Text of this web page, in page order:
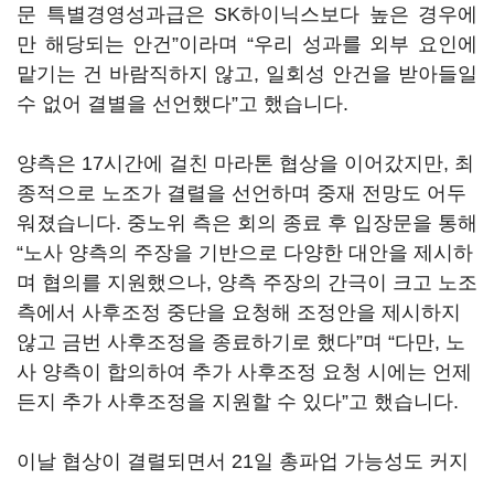
문 특별경영성과급은 SK하이닉스보다 높은 경우에
만 해당되는 안건”이라며 “우리 성과를 외부 요인에
맡기는 건 바람직하지 않고, 일회성 안건을 받아들일
수 없어 결별을 선언했다”고 했습니다.
양측은 17시간에 걸친 마라톤 협상을 이어갔지만, 최
종적으로 노조가 결렬을 선언하며 중재 전망도 어두
워졌습니다. 중노위 측은 회의 종료 후 입장문을 통해
“노사 양측의 주장을 기반으로 다양한 대안을 제시하
며 협의를 지원했으나, 양측 주장의 간극이 크고 노조
측에서 사후조정 중단을 요청해 조정안을 제시하지
않고 금번 사후조정을 종료하기로 했다”며 “다만, 노
사 양측이 합의하여 추가 사후조정 요청 시에는 언제
든지 추가 사후조정을 지원할 수 있다”고 했습니다.
이날 협상이 결렬되면서 21일 총파업 가능성도 커지